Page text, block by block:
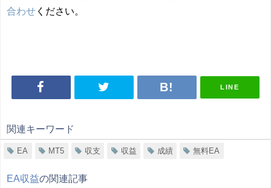
合わせ ください。
LINE
関連キーワード
EA MT5 収支 収益 成績 無料EA
EA収益の関連記事